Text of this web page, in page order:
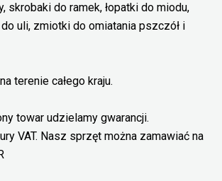
skrobaki do ramek, łopatki do miodu,
uli, zmiotki do omiatania pszczół i
terenie całego kraju.
towar udzielamy gwarancji.
VAT. Nasz sprzęt można zamawiać na